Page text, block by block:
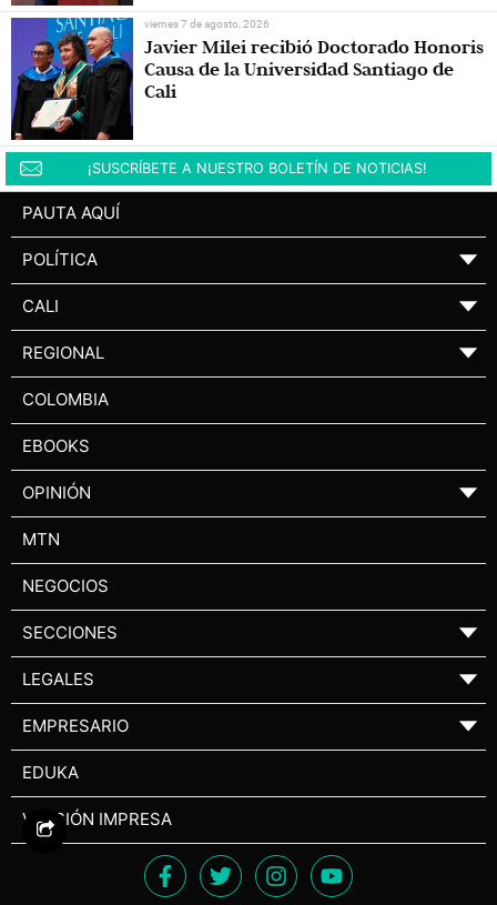
viernes 7 de agosto, 2026
Javier Milei recibió Doctorado Honoris
Causa de la Universidad Santiago de
Cali
¡SUSCRÍBETE A NUESTRO BOLETÍN DE NOTICIAS!
PAUTA AQUÍ
POLÍTICA ▼
CALI ▼
REGIONAL ▼
COLOMBIA
EBOOKS
OPINIÓN ▼
MTN
NEGOCIOS
SECCIONES ▼
LEGALES ▼
EMPRESARIO ▼
EDUKA
VERSIÓN IMPRESA